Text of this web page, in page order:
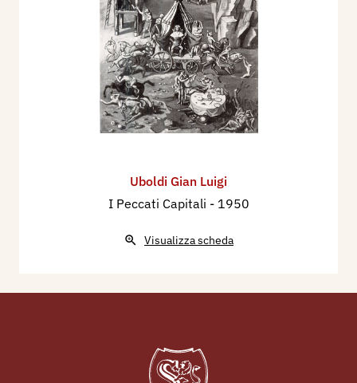
Uboldi Gian Luigi
I Peccati Capitali - 1950
Visualizza scheda